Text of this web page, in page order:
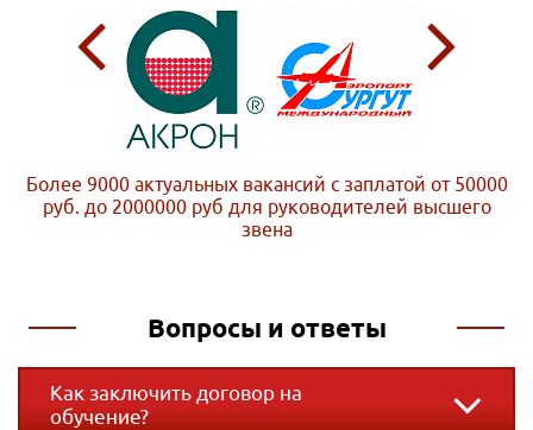
Более 9000 актуальных вакансий с заплатой от 50000
руб. до 2000000 руб для руководителей высшего
звена
Вопросы и ответы
Как заключить договор на
обучение?